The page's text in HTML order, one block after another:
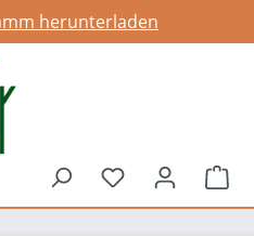
herunterladen
Du hast 0